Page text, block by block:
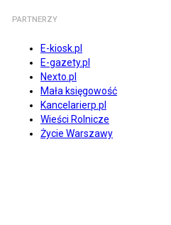
PARTNERZY
E-kiosk.pl
E-gazety.pl
Nexto.pl
Mała księgowość
Kancelarierp.pl
Wieści Rolnicze
Życie Warszawy